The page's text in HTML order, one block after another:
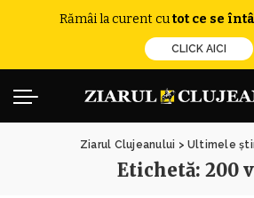
Rămâi la curent cutot ce se
CLICK AICI
Ziarul Clujeanului >Ultimele
Etichetă: 200